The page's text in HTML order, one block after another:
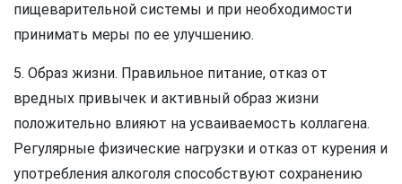
пищеварительной системы и при необходимости
принимать меры по ее улучшению.
5. Образ жизни. Правильное питание, отказ от
вредных привычек и активный образ жизни
положительно влияют на усваиваемость коллагена.
Регулярные физические нагрузки и отказ от курения и
употребления алкоголя способствуют сохранению